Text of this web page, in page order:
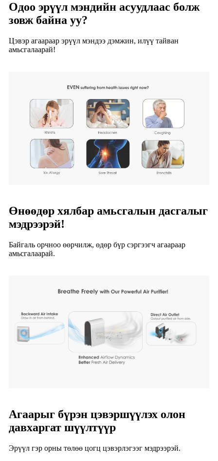
Одоо эрүүл мэндийн асуудлаас болж
зовж байна уу?
Цэвэр агаараар эрүүл мэндээ дэмжин, илүү тайван
амьсгалаарай!
Өнөөдөр хялбар амьсгалын дасгалыг
мэдрээрэй!
Байгаль орчноо өөрчилж, өдөр бүр сэргээгч агаараар
амьсгалаарай.
Агаарыг бүрэн цэвэршүүлэх олон
давхаргат шүүлтүүр
Эрүүл гэр орны төлөө цогц цэвэрлэгээг мэдрээрэй.